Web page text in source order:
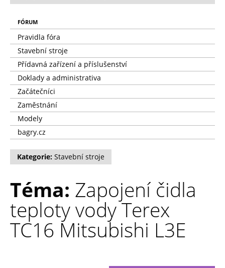
FÓRUM
Pravidla fóra
Stavební stroje
Přídavná zařízení a příslušenství
Doklady a administrativa
Začátečníci
Zaměstnání
Modely
bagry.cz
Kategorie: Stavební stroje
Téma: Zapojení čidla
teploty vody Terex
TC16 Mitsubishi L3E